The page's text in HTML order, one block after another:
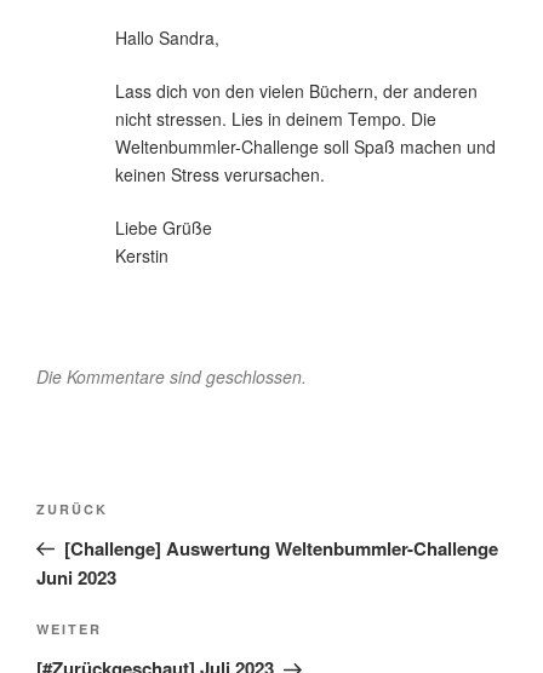
Hallo Sandra,
Lass dich von den vielen Büchern, der anderen
nicht stressen. Lies in deinem Tempo. Die
Weltenbummler-Challenge soll Spaß machen und
keinen Stress verursachen.
Liebe Grüße
Kerstin
Die Kommentare sind geschlossen.
Beitragsnavigation
Vorheriger
Beitrag
ZURÜCK
[Challenge] Auswertung Weltenbummler-Challenge
Juni 2023
Nächster
Beitrag
WEITER